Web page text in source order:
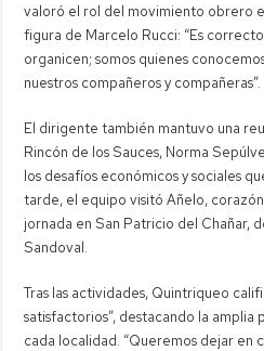
valoró el rol del movimiento obrero
figura de Marcelo Rucci: “Es
organicen; somos quienes
nuestros compañeros y compañeras”.
El dirigente también mantuvo una
Rincón de los Sauces, Norma
los desafíos económicos y sociales
tarde, el equipo visitó Añelo,
jornada en San Patricio del Chañar,
Sandoval.
Tras las actividades, Quintriqueo
satisfactorios”, destacando la
cada localidad. “Queremos dejar en